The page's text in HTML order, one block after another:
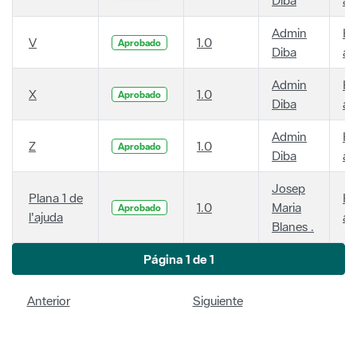
V Aprobado 1.0
Admin
Diba
X Aprobado 1.0
Admin
Diba
Z Aprobado 1.0
Admin
Diba
Plana 1 de
l'ajuda
Aprobado 1.0
Josep
Maria
Blanes .
Página 1 de 1
Anterior Siguiente